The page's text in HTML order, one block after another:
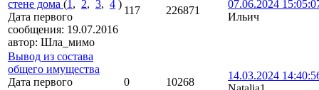
стене дома (1 , 2, 3, 4 )
Дата первого
сообщения: 19.07.2016
автор: Шла_мимо
117 226871
07.06.2024
Ильич
Вывод из состава
общего имущества
Дата первого
0 10268
14.03.2024